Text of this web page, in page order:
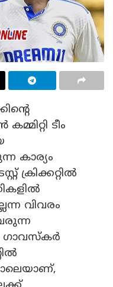
ടീം
കാര്യം
ക്രിക്കറ്റിൽ
വിവരം
ഗാവസ്കർ